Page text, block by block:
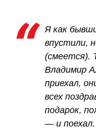
Я как
впустили,
(смеется).
Владимир
приехал,
всех
подарок,
— и поехал.